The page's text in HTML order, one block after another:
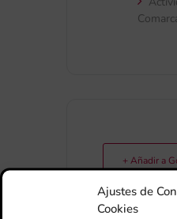
Ajustes de
Cookies
+ Añadir a
+